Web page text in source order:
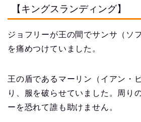
【キングスランディング】
ジョフリーが王の間でサンサ（ソ
を痛めつけていました。
王の盾であるマーリン（イアン・
り、服を破らせていました。周り
ーを恐れて誰も助けません。